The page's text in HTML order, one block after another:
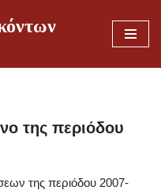
της περιόδου
της περιόδου 2007-